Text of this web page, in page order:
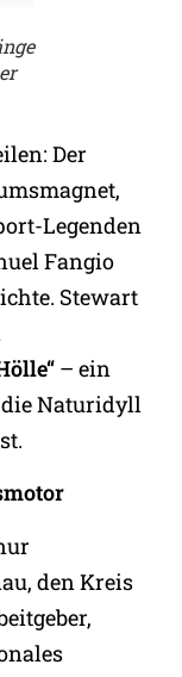
Der
Legenden
Fangio
Stewart
– ein
die Naturidyll
den Kreis